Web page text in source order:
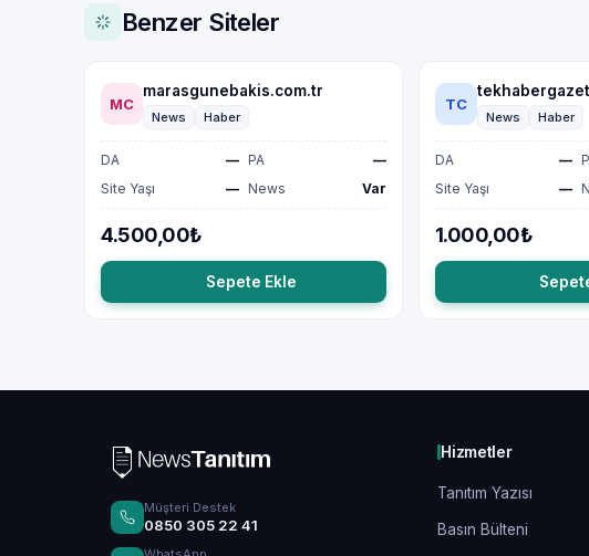
Benzer Siteler
MC
marasgunebakis.com.tr
News Haber
DA — PA
—
Site Yaşı
— News Var
4.500,00₺
Sepete Ekle
TC
News Haber
DA —
Site Yaşı
—
1.000,00₺
Müşteri Destek
0850 305 22 41
Hizmetler
Tanıtım Yazısı
Basın Bülteni